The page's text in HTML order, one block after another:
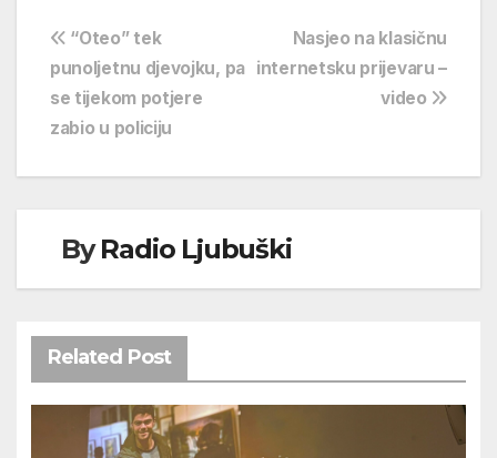
Navigacija
objava
Nasjeo na klasičnu
internetsku prijevaru –
video
“Oteo” tek
punoljetnu djevojku, pa
se tijekom potjere
zabio u policiju
ByRadio Ljubuški
Related Post